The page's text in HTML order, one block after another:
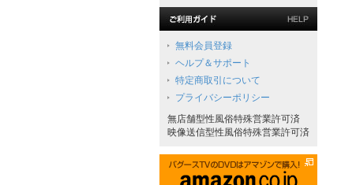
無料会員登録
ヘルプ＆サポート
特定商取引について
プライバシーポリシー
無店舗型性風俗特殊営業許可済
映像送信型性風俗特殊営業許可済